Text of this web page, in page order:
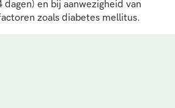
en bij aanwezigheid van
zoals diabetes mellitus.